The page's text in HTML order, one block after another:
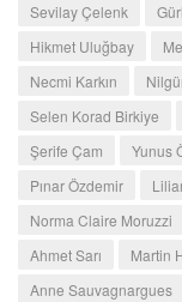
Sevilay Çelenk
Hikmet Uluğbay
Necmi Karkın
Selen Korad Birkiye
Şerife Çam
Yunus
Pınar Özdemir
Norma Claire Moruzzi
Ahmet Sarı
Martin
Anne Sauvagnargues